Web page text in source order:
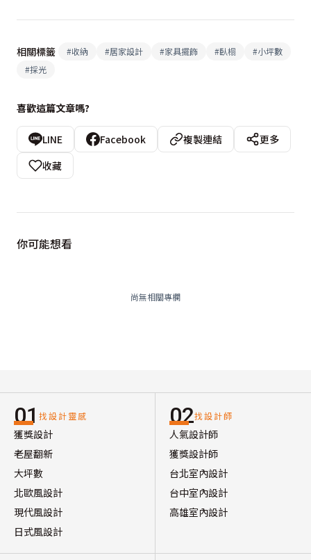
相關標籤 #收納 #居家設計 #家具擺飾 #臥榻 #小坪數
#採光
喜歡這篇文章嗎?
LINE Facebook 複製連結
更多
收藏
你可能想看
尚無相關專欄
01 找設計靈感
獲獎設計
老屋翻新
大坪數
北歐風設計
現代風設計
日式風設計
02找設計師
人氣設計師
獲獎設計師
台北室內設計
台中室內設計
高雄室內設計